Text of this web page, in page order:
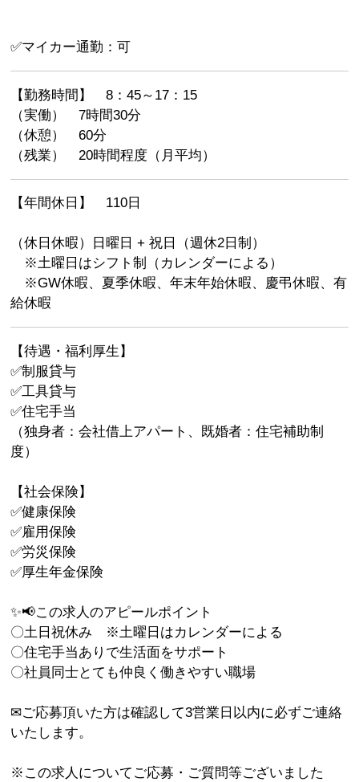
✅マイカー通勤：可
【勤務時間】 8：45～17：15
（実働） 7時間30分
（休憩） 60分
（残業） 20時間程度（月平均）
【年間休日】 110日
（休日休暇）日曜日 + 祝日（週休2日制）
※土曜日はシフト制（カレンダーによる）
※GW休暇、夏季休暇、年末年始休暇、慶弔休暇、有
給休暇
【待遇・福利厚生】
✅制服貸与
✅工具貸与
✅住宅手当
（独身者：会社借上アパート、既婚者：住宅補助制
度）
【社会保険】
✅健康保険
✅雇用保険
✅労災保険
✅厚生年金保険
✨📢この求人のアピールポイント
〇土日祝休み ※土曜日はカレンダーによる
〇住宅手当ありで生活面をサポート
〇社員同士とても仲良く働きやすい職場
✉ご応募頂いた方は確認して3営業日以内に必ずご連絡
いたします。
※この求人についてご応募・ご質問等ございました